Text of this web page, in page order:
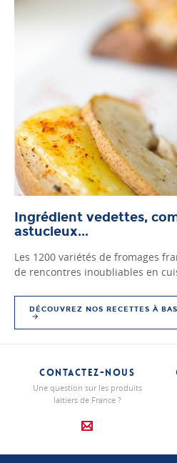
Ingrédient vedettes,
astucieux...
Les 1200 variétés de fromages
de rencontres inoubliables en
DÉCOUVREZ NOS RECETTES À
CONTACTEZ-NOUS
Une question sur les produits
laitiers de France ?